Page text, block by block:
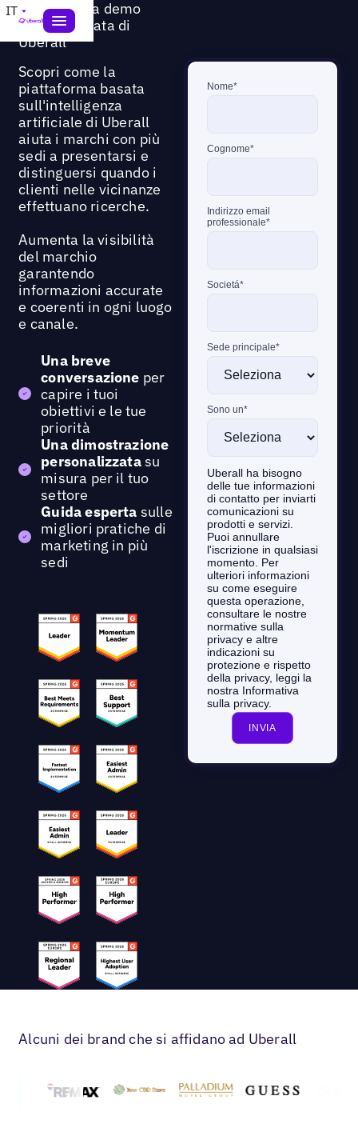
IT Richiedi una demo
personalizzata di
Uberall
Scopri come la
piattaforma basata
sull'intelligenza
artificiale di Uberall
aiuta i marchi con più
sedi a presentarsi e
distinguersi quando i
clienti nelle vicinanze
effettuano ricerche.
Aumenta la visibilità
del marchio
garantendo
informazioni accurate
e coerenti in ogni luogo
e canale.
Una breve
conversazione per
capire i tuoi
obiettivi e le tue
priorità
Una dimostrazione
personalizzatasu
misura per il tuo
settore
Guida esperta sulle
migliori pratiche di
marketing in più
sedi
Alcuni dei brand che si affidano ad Uberall